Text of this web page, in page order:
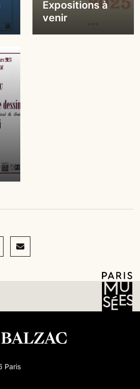
Expositions à
venir
Mail
Paris